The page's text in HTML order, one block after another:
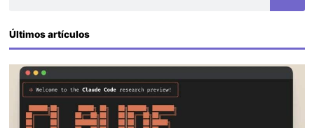
Últimos artículos